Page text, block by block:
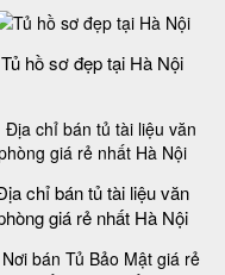
Tủ hồ sơ đẹp tại Hà Nội
chỉ bán tủ tài liệu văn
giá rẻ nhất Hà Nội